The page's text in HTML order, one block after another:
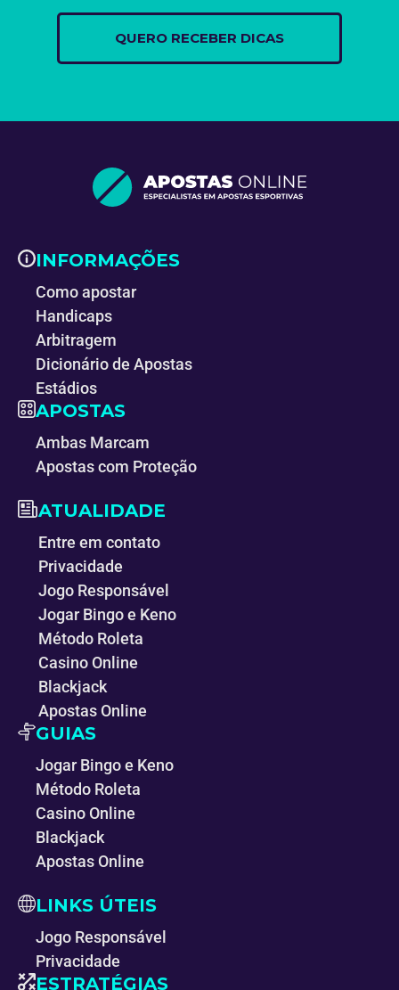
INFORMAÇÕES
Como apostar
Handicaps
Arbitragem
Dicionário de Apostas
Estádios
APOSTAS
Ambas Marcam
Apostas com Proteção
ATUALIDADE
Entre em contato
Privacidade
Jogo Responsável
Jogar Bingo e Keno
Método Roleta
Casino Online
Blackjack
Apostas Online
GUIAS
Jogar Bingo e Keno
Método Roleta
Casino Online
Blackjack
Apostas Online
LINKS ÚTEIS
Jogo Responsável
Privacidade
ESTRATÉGIAS